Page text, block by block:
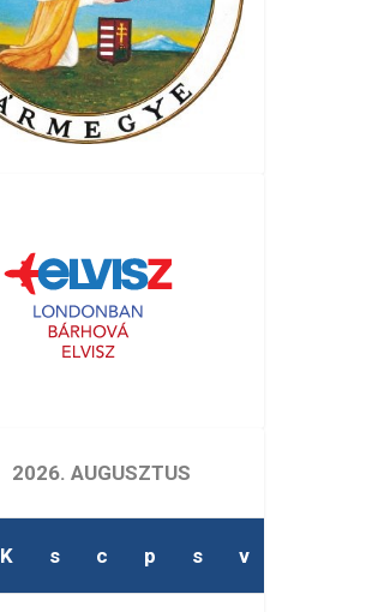
2026. AUGUSZTUS
K s c p s v